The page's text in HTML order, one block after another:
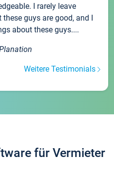
I rarely leave
guys are good, and I
about these guys....
Weitere Testimonials
für Vermieter